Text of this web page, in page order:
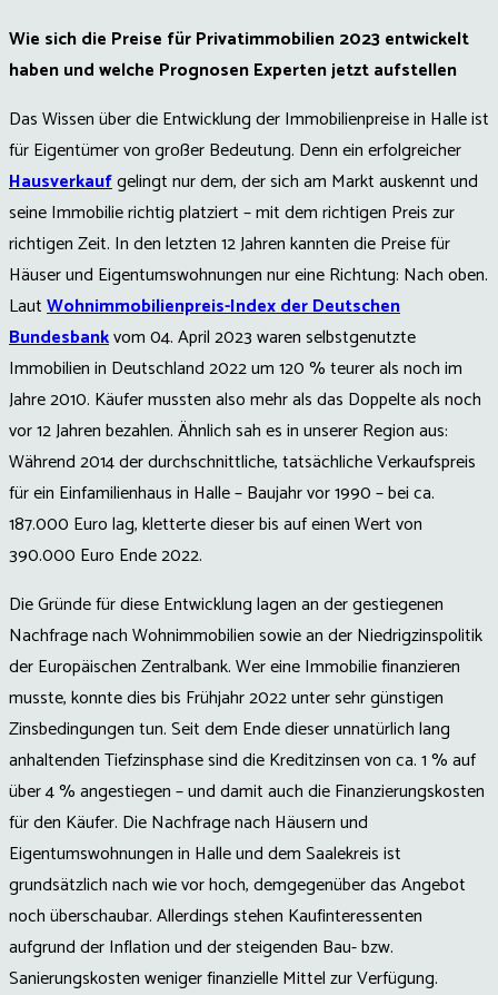
Wie sich die Preise für Privatimmobilien 2023 entwickelt
haben und welche Prognosen Experten jetzt aufstellen
Das Wissen über die Entwicklung der Immobilienpreise in Halle ist
für Eigentümer von großer Bedeutung. Denn ein erfolgreicher
Hausverkaufgelingt nur dem, der sich am Markt auskennt und
seine Immobilie richtig platziert – mit dem richtigen Preis zur
richtigen Zeit. In den letzten 12 Jahren kannten die Preise für
Häuser und Eigentumswohnungen nur eine Richtung: Nach oben.
LautWohnimmobilienpreis-Index der Deutschen
Bundesbankvom 04. April 2023 waren selbstgenutzte
Immobilien in Deutschland 2022 um 120 % teurer als noch im
Jahre 2010. Käufer mussten also mehr als das Doppelte als noch
vor 12 Jahren bezahlen. Ähnlich sah es in unserer Region aus:
Während 2014 der durchschnittliche, tatsächliche Verkaufspreis
für ein Einfamilienhaus in Halle – Baujahr vor 1990 – bei ca.
187.000 Euro lag, kletterte dieser bis auf einen Wert von
390.000 Euro Ende 2022.
Die Gründe für diese Entwicklung lagen an der gestiegenen
Nachfrage nach Wohnimmobilien sowie an der Niedrigzinspolitik
der Europäischen Zentralbank. Wer eine Immobilie finanzieren
musste, konnte dies bis Frühjahr 2022 unter sehr günstigen
Zinsbedingungen tun. Seit dem Ende dieser unnatürlich lang
anhaltenden Tiefzinsphase sind die Kreditzinsen von ca. 1 % auf
über 4 % angestiegen – und damit auch die Finanzierungskosten
für den Käufer. Die Nachfrage nach Häusern und
Eigentumswohnungen in Halle und dem Saalekreis ist
grundsätzlich nach wie vor hoch, demgegenüber das Angebot
noch überschaubar. Allerdings stehen Kaufinteressenten
aufgrund der Inflation und der steigenden Bau- bzw.
Sanierungskosten weniger finanzielle Mittel zur Verfügung.